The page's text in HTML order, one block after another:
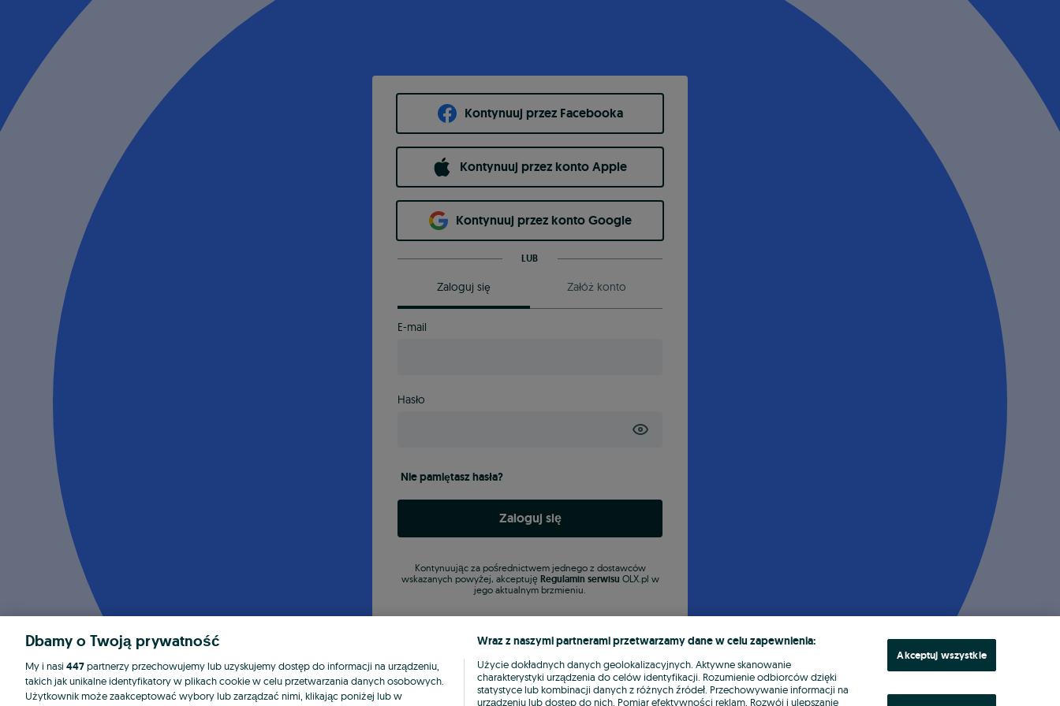
Kontynuuj przez Facebooka
Kontynuuj przez konto Apple
Kontynuuj przez konto Google
LUB
Zaloguj się Załóż konto
E-mail
Hasło
Nie pamiętasz hasła?
Zaloguj się
Kontynuując za pośrednictwem jednego z dostawców
wskazanych powyżej, akceptuję Regulamin serwisu OLX.pl w
jego aktualnym brzmieniu.
Dbamy o Twoją prywatność
My i nasi 447partnerzy przechowujemy lub uzyskujemy dostęp do informacji na urządzeniu,
takich jak unikalne identyfikatory w plikach cookie w celu przetwarzania danych osobowych.
Użytkownik może zaakceptować wybory lub zarządzać nimi, klikając poniżej lub w
Wraz z naszymi partnerami przetwarzamy dane w celu zapewnienia:
Użycie dokładnych danych geolokalizacyjnych. Aktywne skanowanie
charakterystyki urządzenia do celów identyfikacji. Rozumienie odbiorców dzięki
statystyce lub kombinacji danych z różnych źródeł. Przechowywanie informacji na
urządzeniu lub dostęp do nich. Pomiar efektywności reklam. Rozwój i ulepszanie
Akceptuj wszystkie